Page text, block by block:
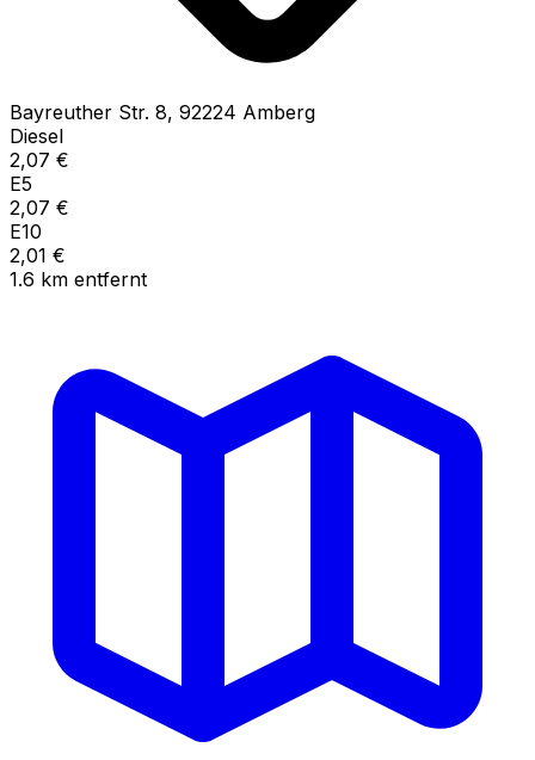
Bayreuther Str. 8, 92224 Amberg
Diesel
2,07 €
E5
2,07 €
E10
2,01 €
1.6 km entfernt